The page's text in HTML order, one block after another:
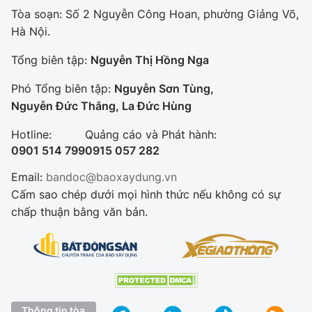
Tòa soạn: Số 2 Nguyễn Công Hoan, phường Giảng Võ,
Hà Nội.
Tổng biên tập: Nguyễn Thị Hồng Nga
Phó Tổng biên tập: Nguyễn Sơn Tùng,
Nguyễn Đức Thắng, La Đức Hùng
Hotline:
0901 514 799
Quảng cáo và Phát hành:
0915 057 282
Email: bandoc@baoxaydung.vn
Cấm sao chép dưới mọi hình thức nếu không có sự
chấp thuận bằng văn bản.